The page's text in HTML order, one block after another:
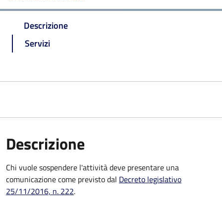
Descrizione
Servizi
Descrizione
Chi vuole sospendere l'attività deve presentare una
comunicazione come previsto dal Decreto legislativo
25/11/2016, n. 222.